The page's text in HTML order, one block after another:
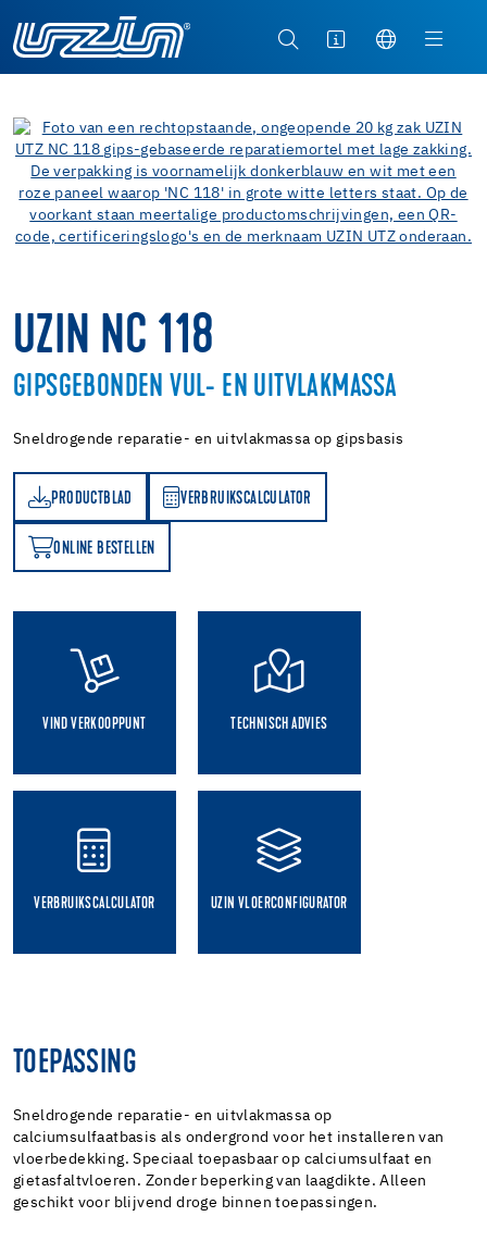
UZIN NC 118
GIPSGEBONDEN VUL- EN UITVLAKMASSA
Sneldrogende reparatie- en uitvlakmassa op gipsbasis
PRODUCTBLAD VERBRUIKSCALCULATOR
VERBRUIKSCALCULATOR
ONLINE BESTELLEN
VIND VERKOOPPUNT TECHNISCH ADVIES
VERBRUIKSCALCULATOR UZIN VLOERCONFIGURATOR
TOEPASSING
Sneldrogende reparatie- en uitvlakmassa op
calciumsulfaatbasis als ondergrond voor het installeren van
vloerbedekking. Speciaal toepasbaar op calciumsulfaat en
gietasfaltvloeren. Zonder beperking van laagdikte. Alleen
geschikt voor blijvend droge binnen toepassingen.